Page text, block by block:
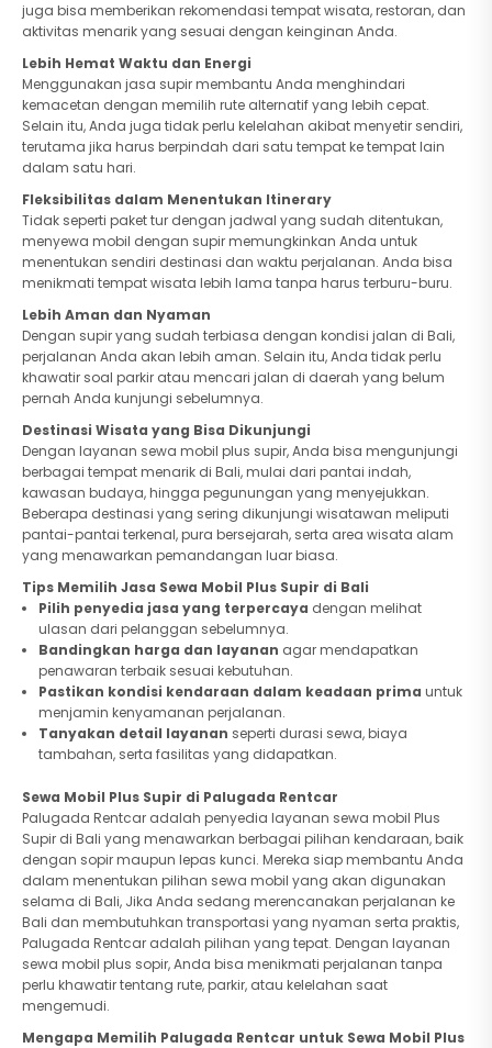
juga bisa memberikan rekomendasi tempat wisata, restoran, dan
aktivitas menarik yang sesuai dengan keinginan Anda.
Lebih Hemat Waktu dan Energi
Menggunakan jasa supir membantu Anda menghindari
kemacetan dengan memilih rute alternatif yang lebih cepat.
Selain itu, Anda juga tidak perlu kelelahan akibat menyetir sendiri,
terutama jika harus berpindah dari satu tempat ke tempat lain
dalam satu hari.
Fleksibilitas dalam Menentukan Itinerary
Tidak seperti paket tur dengan jadwal yang sudah ditentukan,
menyewa mobil dengan supir memungkinkan Anda untuk
menentukan sendiri destinasi dan waktu perjalanan. Anda bisa
menikmati tempat wisata lebih lama tanpa harus terburu-buru.
Lebih Aman dan Nyaman
Dengan supir yang sudah terbiasa dengan kondisi jalan di Bali,
perjalanan Anda akan lebih aman. Selain itu, Anda tidak perlu
khawatir soal parkir atau mencari jalan di daerah yang belum
pernah Anda kunjungi sebelumnya.
Destinasi Wisata yang Bisa Dikunjungi
Dengan layanan sewa mobil plus supir, Anda bisa mengunjungi
berbagai tempat menarik di Bali, mulai dari pantai indah,
kawasan budaya, hingga pegunungan yang menyejukkan.
Beberapa destinasi yang sering dikunjungi wisatawan meliputi
pantai-pantai terkenal, pura bersejarah, serta area wisata alam
yang menawarkan pemandangan luar biasa.
Tips Memilih Jasa Sewa Mobil Plus Supir di Bali
Pilih penyedia jasa yang terpercaya dengan melihat
ulasan dari pelanggan sebelumnya.
Bandingkan harga dan layanan agar mendapatkan
penawaran terbaik sesuai kebutuhan.
Pastikan kondisi kendaraan dalam keadaan prima untuk
menjamin kenyamanan perjalanan.
Tanyakan detail layanan seperti durasi sewa, biaya
tambahan, serta fasilitas yang didapatkan.
Sewa Mobil Plus Supir di Palugada Rentcar
Palugada Rentcar adalah penyedia layanan sewa mobil Plus
Supir di Bali yang menawarkan berbagai pilihan kendaraan, baik
dengan sopir maupun lepas kunci. Mereka siap membantu Anda
dalam menentukan pilihan sewa mobil yang akan digunakan
selama di Bali, Jika Anda sedang merencanakan perjalanan ke
Bali dan membutuhkan transportasi yang nyaman serta praktis,
Palugada Rentcar adalah pilihan yang tepat. Dengan layanan
sewa mobil plus sopir, Anda bisa menikmati perjalanan tanpa
perlu khawatir tentang rute, parkir, atau kelelahan saat
mengemudi.
Mengapa Memilih Palugada Rentcar untuk Sewa Mobil Plus